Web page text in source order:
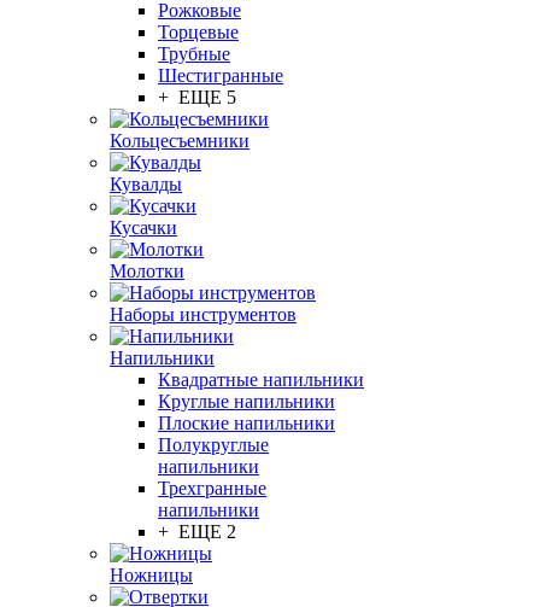
Рожковые
Торцевые
Трубные
Шестигранные
+ ЕЩЕ 5
Кольцесъемники
Кувалды
Кусачки
Молотки
Наборы инструментов
Напильники
Квадратные напильники
Круглые напильники
Плоские напильники
Полукруглые
напильники
Трехгранные
напильники
+ ЕЩЕ 2
Ножницы